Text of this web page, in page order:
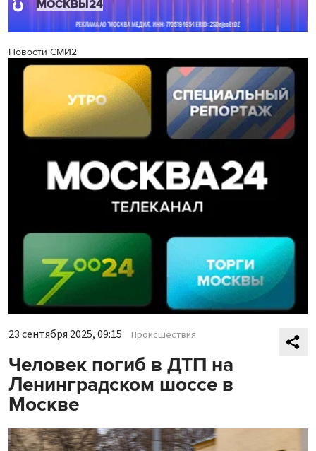
Новости СМИ2
23 сентября 2025, 09:15 Происшествия
Человек погиб в ДТП на
Ленинградском шоссе в
Москве